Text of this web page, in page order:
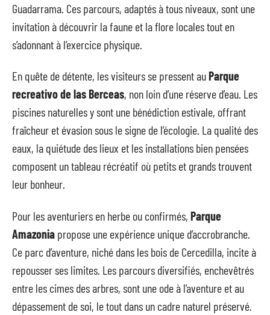
Guadarrama. Ces parcours, adaptés à tous niveaux, sont une
invitation à découvrir la faune et la flore locales tout en
s’adonnant à l’exercice physique.
En quête de détente, les visiteurs se pressent auParque
recreativo de las Berceas, non loin d’une réserve d’eau. Les
piscines naturelles y sont une bénédiction estivale, offrant
fraîcheur et évasion sous le signe de l’écologie. La qualité des
eaux, la quiétude des lieux et les installations bien pensées
composent un tableau récréatif où petits et grands trouvent
leur bonheur.
Pour les aventuriers en herbe ou confirmés, Parque
Amazonia propose une expérience unique d’accrobranche.
Ce parc d’aventure, niché dans les bois de Cercedilla, incite à
repousser ses limites. Les parcours diversifiés, enchevêtrés
entre les cimes des arbres, sont une ode à l’aventure et au
dépassement de soi, le tout dans un cadre naturel préservé.